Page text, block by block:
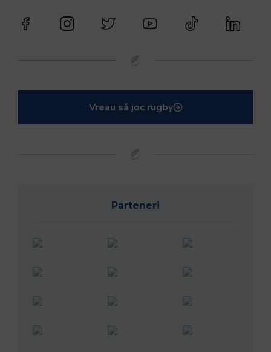
Vreau să joc rugby
Parteneri